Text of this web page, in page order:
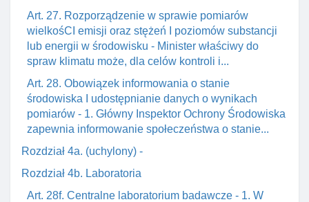
Art. 27. Rozporządzenie w sprawie pomiarów
wielkośCI emisji oraz stężeń I poziomów substancji
lub energii w środowisku - Minister właściwy do
spraw klimatu może, dla celów kontroli i...
Art. 28. Obowiązek informowania o stanie
środowiska I udostępnianie danych o wynikach
pomiarów - 1. Główny Inspektor Ochrony Środowiska
zapewnia informowanie społeczeństwa o stanie...
Rozdział 4a. (uchylony) -
Rozdział 4b. Laboratoria
Art. 28f. Centralne laboratorium badawcze - 1. W